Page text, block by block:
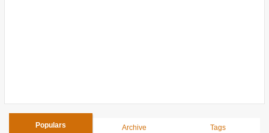
Populars Archive Tags